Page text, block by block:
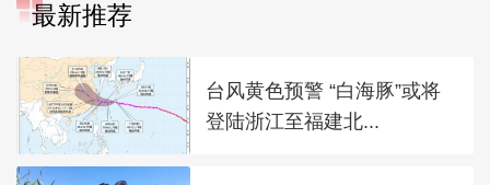
最新推荐
台风黄色预警 “白海豚”或将
登陆浙江至福建北...